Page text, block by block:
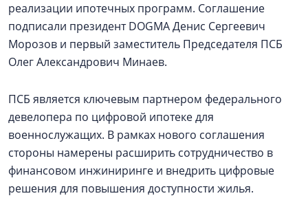
реализации ипотечных программ. Соглашение
подписали президент DOGMA Денис Сергеевич
Морозов и первый заместитель Председателя ПСБ
Олег Александрович Минаев.
ПСБ является ключевым партнером федерального
девелопера по цифровой ипотеке для
военнослужащих. В рамках нового соглашения
стороны намерены расширить сотрудничество в
финансовом инжиниринге и внедрить цифровые
решения для повышения доступности жилья.